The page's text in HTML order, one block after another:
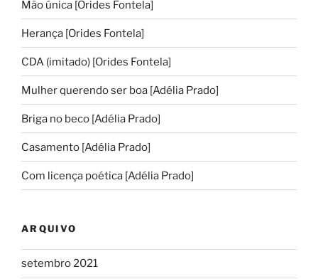
Mão única [Orides Fontela]
Herança [Orides Fontela]
CDA (imitado) [Orides Fontela]
Mulher querendo ser boa [Adélia Prado]
Briga no beco [Adélia Prado]
Casamento [Adélia Prado]
Com licença poética [Adélia Prado]
ARQUIVO
setembro 2021